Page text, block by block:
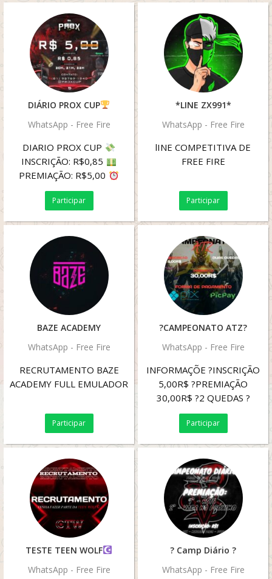
DIÁRIO PROX CUP
WhatsApp - Free Fire
DIARIO PROX CUP
INSCRIÇÃO: R$0,85
PREMIAÇÃO: R$5,00
20H 12 VAGAS
12 VAGAS
Participar
*LINE ZX991*
WhatsApp - Free Fire
lINE COMPETITIVA DE
FREE FIRE
Participar
BAZE ACADEMY
WhatsApp - Free Fire
RECRUTAMENTO BAZE
ACADEMY FULL EMULADOR
Participar
?CAMPEONATO ATZ?
WhatsApp - Free Fire
INFORMAÇÕE ?INSCRIÇÃO
5,00R$ ?PREMIAÇÃO
30,00R$ ?2 QUEDAS ?
SQUAD ?FORMA DE
PAGAMENTO? PIX
Participar
TESTE TEEN WOLF
WhatsApp - Free Fire
? Camp Diário ?
WhatsApp - Free Fire